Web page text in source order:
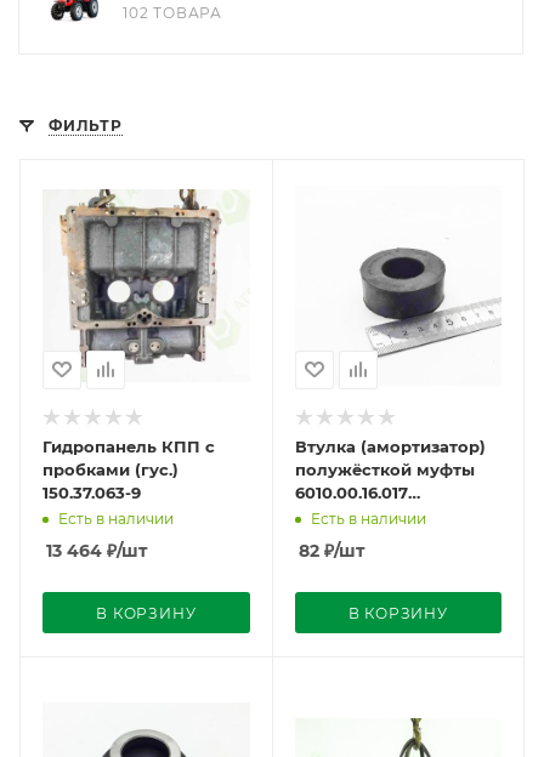
102 ТОВАРА
ФИЛЬТР
Гидропанель КПП с
пробками (гус.)
150.37.063-9
Есть в наличии
13 464 ₽/шт
В КОРЗИНУ
Втулка (амортизатор)
полужёсткой муфты
6010.00.16.017
(226.7100.16.00.023)
Кт-744Р2
Есть в наличии
82₽/шт
В КОРЗИНУ